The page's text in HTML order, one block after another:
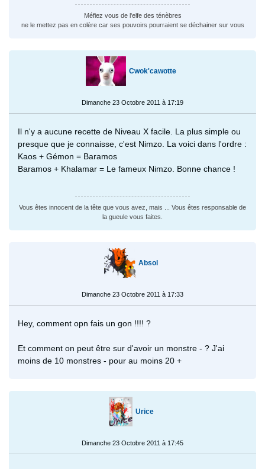
Méfiez vous de l'elfe des ténèbres
ne le mettez pas en colère car ses pouvoirs pourraient se déchainer sur vous
Cwok'cawotte
Dimanche 23 Octobre 2011 à 17:19
Il n'y a aucune recette de Niveau X facile. La plus simple ou
presque que je connaisse, c'est Nimzo. La voici dans l'ordre :
Kaos + Gémon = Baramos
Baramos + Khalamar = Le fameux Nimzo. Bonne chance !
Vous êtes innocent de la tête que vous avez, mais ... Vous êtes responsable de
la gueule vous faites.
Absol
Dimanche 23 Octobre 2011 à 17:33
Hey, comment opn fais un gon !!!! ?
Et comment on peut être sur d'avoir un monstre - ? J'ai
moins de 10 monstres - pour au moins 20 +
Urice
Dimanche 23 Octobre 2011 à 17:45